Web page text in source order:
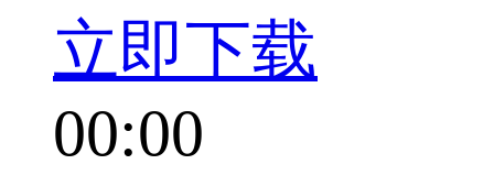
立即下载
00:00